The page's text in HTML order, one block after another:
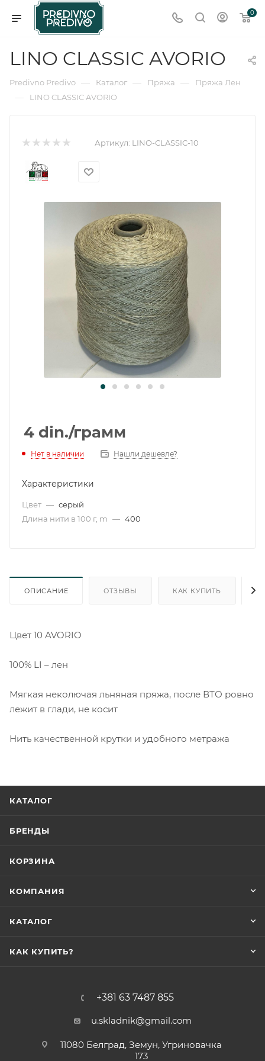
0
LINO CLASSIC AVORIO
Predivno Predivo — Каталог — Пряжа — Пряжа Лен
— LINO CLASSIC AVORIO
Артикул: LINO-CLASSIC-10
4 din./грамм
Нет в наличии Нашли дешевле?
Характеристики
Цвет — серый
Длина нити в 100 г, m — 400
ОПИСАНИЕ ОТЗЫВЫ КАК КУПИТЬ
Цвет 10 AVORIO
100% LI – лен
Мягкая неколючая льняная пряжа, после ВТО ровно
лежит в глади, не косит
Нить качественной крутки и удобного метража
КАТАЛОГ
БРЕНДЫ
КОРЗИНА
КОМПАНИЯ
КАТАЛОГ
КАК КУПИТЬ?
+381 63 7487 855
u.skladnik@gmail.com
11080 Белград, Земун, Угриновачка
173